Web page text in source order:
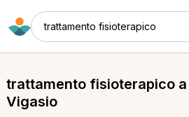
trattamento fisioterapico
trattamento fisioterapico a
Vigasio